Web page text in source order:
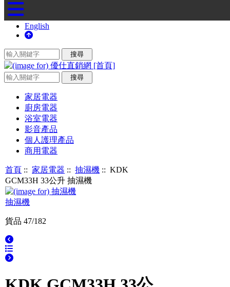
English
家居電器
廚房電器
浴室電器
影音產品
個人護理產品
商用電器
首頁 ::家居電器 ::抽濕機 :: KDK
GCM33H 33公升 抽濕機
抽濕機
貨品 47/182